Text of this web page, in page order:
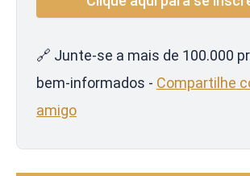
🔗 Junte-se a mais de 100.000
bem-informados - Compartilhe
amigo